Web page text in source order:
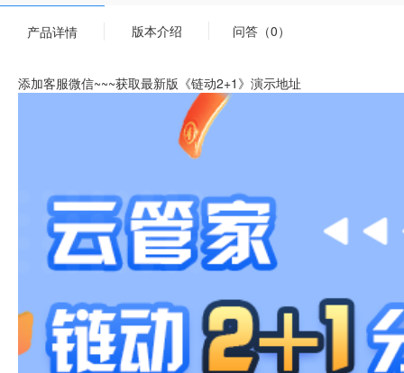
产品详情 版本介绍 问答（0）
添加客服微信~~~获取最新版《链动2+1》演示地址